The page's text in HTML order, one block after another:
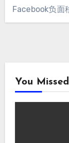
Facebook负面
You Missed